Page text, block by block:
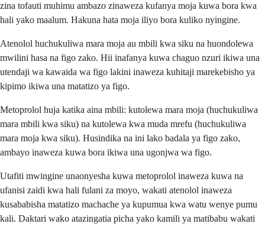
zina tofauti muhimu ambazo zinaweza kufanya moja kuwa bora kwa
hali yako maalum. Hakuna hata moja iliyo bora kuliko nyingine.
Atenolol huchukuliwa mara moja au mbili kwa siku na huondolewa
mwilini hasa na figo zako. Hii inafanya kuwa chaguo nzuri ikiwa una
utendaji wa kawaida wa figo lakini inaweza kuhitaji marekebisho ya
kipimo ikiwa una matatizo ya figo.
Metoprolol huja katika aina mbili: kutolewa mara moja (huchukuliwa
mara mbili kwa siku) na kutolewa kwa muda mrefu (huchukuliwa
mara moja kwa siku). Husindika na ini lako badala ya figo zako,
ambayo inaweza kuwa bora ikiwa una ugonjwa wa figo.
Utafiti mwingine unaonyesha kuwa metoprolol inaweza kuwa na
ufanisi zaidi kwa hali fulani za moyo, wakati atenolol inaweza
kusababisha matatizo machache ya kupumua kwa watu wenye pumu
kali. Daktari wako atazingatia picha yako kamili ya matibabu wakati